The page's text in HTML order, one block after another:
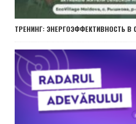
ТРЕНИНГ: ЭНЕРГОЭФФЕКТИВНОСТЬ В